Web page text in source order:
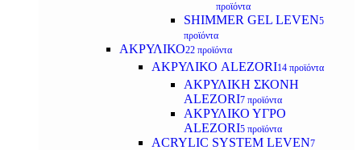
προϊόντα
SHIMMER GEL LEVEN5
προϊόντα
ΑΚΡΥΛΙΚΟ22 προϊόντα
ΑΚΡΥΛΙΚΟ ALEZORI14 προϊόντα
ΑΚΡΥΛΙΚΗ ΣΚΟΝΗ
ALEZORI7 προϊόντα
ΑΚΡΥΛΙΚΟ ΥΓΡΟ
ALEZORI5 προϊόντα
ACRYLIC SYSTEM LEVEN7